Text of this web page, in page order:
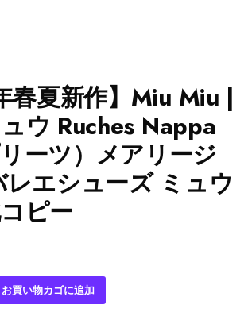
春夏新作】Miu Miu |
ウ Ruches Nappa
ーツ）メアリージ
レエシューズ ミュウ
ピー
お買い物カゴに追加